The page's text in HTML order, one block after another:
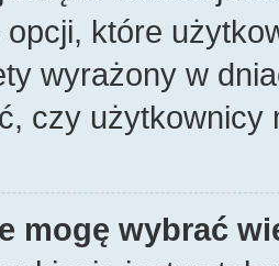
opcji, które
wyrażony w
czy użytkownicy
mogę wybrać